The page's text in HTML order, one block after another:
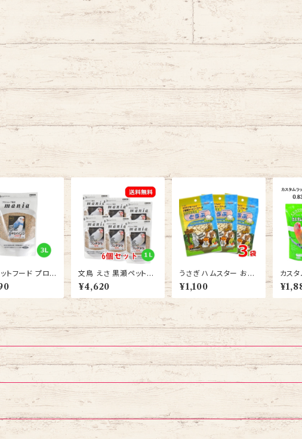
トフード プロシ
用 マニア（man
セイインコ 3
文鳥 えさ 黒瀬ペットフ
ード プロショップ専用
マニア（mania） 文鳥 1
L ブンチョウ エサ 6個
セット 送料無料
¥4,620
うさぎ ハムスター おや
つ スドー サクサク王国
とうふ 10ｇ 3袋 送料無
料
¥1,100
カス
ンコブレ
個セ